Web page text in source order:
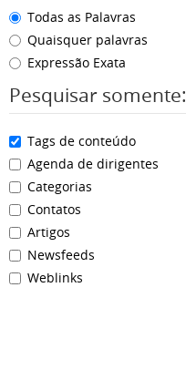
Todas as Palavras
Quaisquer palavras
Expressão Exata
Pesquisar somente:
Tags de conteúdo
Agenda de dirigentes
Categorias
Contatos
Artigos
Newsfeeds
Weblinks